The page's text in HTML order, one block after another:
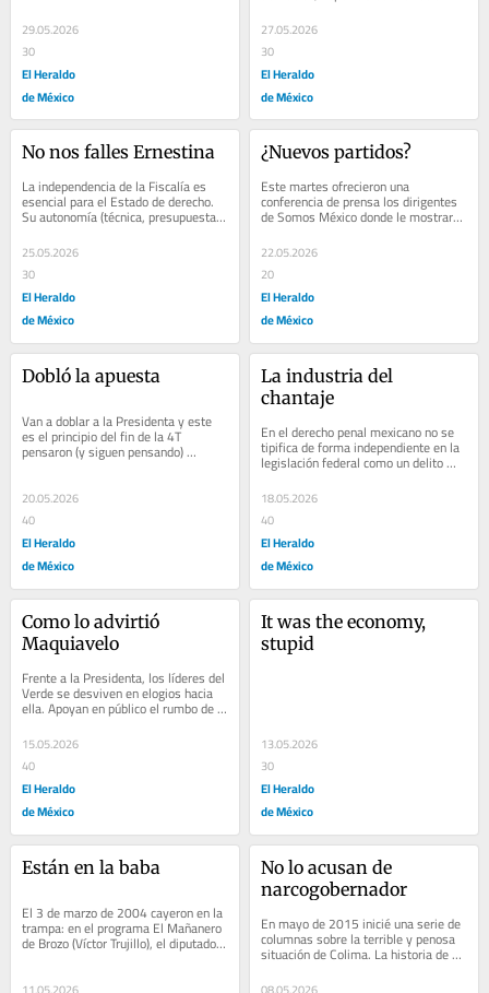
29.05.2026
30
El Heraldo
de México
abrir el mercado de las...
27.05.2026
30
El Heraldo
de México
No nos falles Ernestina
La independencia de la Fiscalía es
esencial para el Estado de derecho.
Su autonomía (técnica, presupuestal,
de gestión y de decisión) garantiza...
25.05.2026
30
El Heraldo
de México
¿Nuevos partidos?
Este martes ofrecieron una
conferencia de prensa los dirigentes
de Somos México donde le mostraron
Instituto...
22.05.2026
20
El Heraldo
de México
Dobló la apuesta
Van a doblar a la Presidenta y este
es el principio del fin de la 4T
pensaron (y siguen pensando)
millones de mexicanos, al conocer el
20.05.2026
40
El Heraldo
de México
La industria del
chantaje
En el derecho penal mexicano no se
tipifica de forma independiente en la
legislación federal como un delito
autónomo. Se subsume dentro del
delito...
18.05.2026
40
El Heraldo
de México
Como lo advirtió
Maquiavelo
Frente a la Presidenta, los líderes del
Verde se desviven en elogios hacia
ella. Apoyan en público el rumbo de
nación y el proyecto de país,...
15.05.2026
40
El Heraldo
de México
It was the economy,
stupid
13.05.2026
30
El Heraldo
de México
Están en la baba
El 3 de marzo de 2004 cayeron en la
trampa: en el programa El Mañanero
de Brozo (Víctor Trujillo), el diputado
panista Federico Döring entregó un...
No lo acusan de
narcogobernador
En mayo de 2015 inicié una serie de
columnas sobre la terrible y penosa
situación de Colima. La historia de